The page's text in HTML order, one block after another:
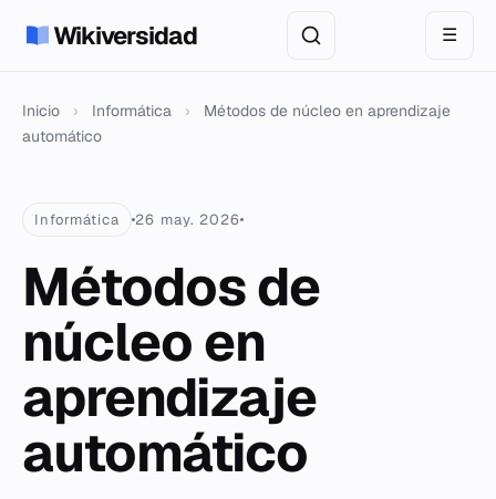
Wikiversidad ☰
Inicio › Informática ›
Métodos de núcleo en aprendizaje
automático
Informática 26 may. 2026
Métodos de
núcleo en
aprendizaje
automático